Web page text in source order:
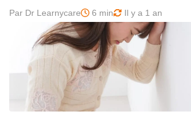
Par Dr Learnycare 6 min Il y a 1 an